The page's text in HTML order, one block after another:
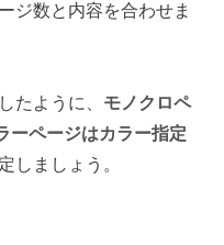
ジ数と内容を合わせま
たように、 モノクロペ
ーページはカラー指定
しましょう。